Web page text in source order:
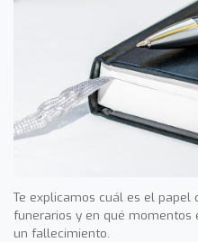
Te explicamos cuál es el
funerarios y en qué momentos
un fallecimiento.